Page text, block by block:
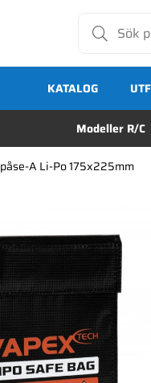
KATALOG
Modeller R/C
A Li-Po 175x225mm